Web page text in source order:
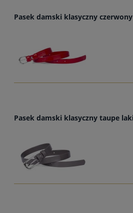
Pasek damski klasyczny
Pasek damski klasyczny taupe